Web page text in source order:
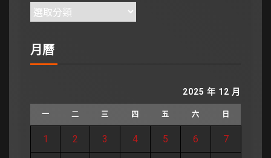
月曆
2025 年 12 月
一 二 三 四 五 六 日
1 2 3 4 5 6 7